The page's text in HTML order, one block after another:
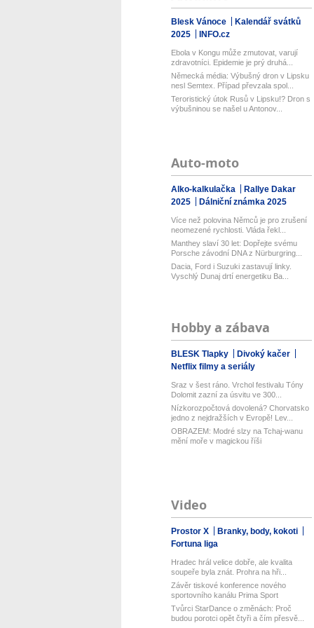
Blesk Vánoce
Kalendář svátků
2025
INFO.cz
Ebola v Kongu může zmutovat, varují
zdravotníci. Epidemie je prý druhá...
Německá média: Výbušný dron v Lipsku
nesl Semtex. Případ převzala spol...
Teroristický útok Rusů v Lipsku!? Dron s
výbušninou se našel u Antonov...
Auto-moto
Alko-kalkulačka
Rallye Dakar
2025
Dálniční známka 2025
Více než polovina Němců je pro zrušení
neomezené rychlosti. Vláda řekl...
Manthey slaví 30 let: Dopřejte svému
Porsche závodní DNA z Nürburgring...
Dacia, Ford i Suzuki zastavují linky.
Vyschlý Dunaj drtí energetiku Ba...
Hobby a zábava
BLESK Tlapky
Divoký kačer
Netflix filmy a seriály
Sraz v šest ráno. Vrchol festivalu Tóny
Dolomit zazní za úsvitu ve 300...
Nízkorozpočtová dovolená? Chorvatsko
jedno z nejdražších v Evropě! Lev...
OBRAZEM: Modré slzy na Tchaj-wanu
mění moře v magickou říši
Video
Prostor X
Branky, body, kokoti
Fortuna liga
Hradec hrál velice dobře, ale kvalita
soupeře byla znát. Prohra na hři...
Závěr tiskové konference nového
sportovního kanálu Prima Sport
Tvůrci StarDance o změnách: Proč
budou porotci opět čtyři a čím přesvě...